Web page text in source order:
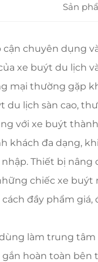
Sản
cận chuyên dụng
xe buýt du lịch
mại thường gặp
lịch sàn cao,
với xe buýt
đa dạng,
Thiết bị nâng
chiếc xe
đầy phẩm giá,
làm trung tâm
hoàn toàn